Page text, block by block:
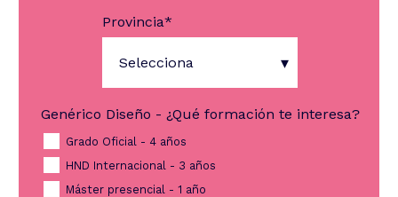
Provincia*
Genérico Diseño - ¿Qué formación te interesa?
Grado Oficial - 4 años
HND Internacional - 3 años
Máster presencial - 1 año